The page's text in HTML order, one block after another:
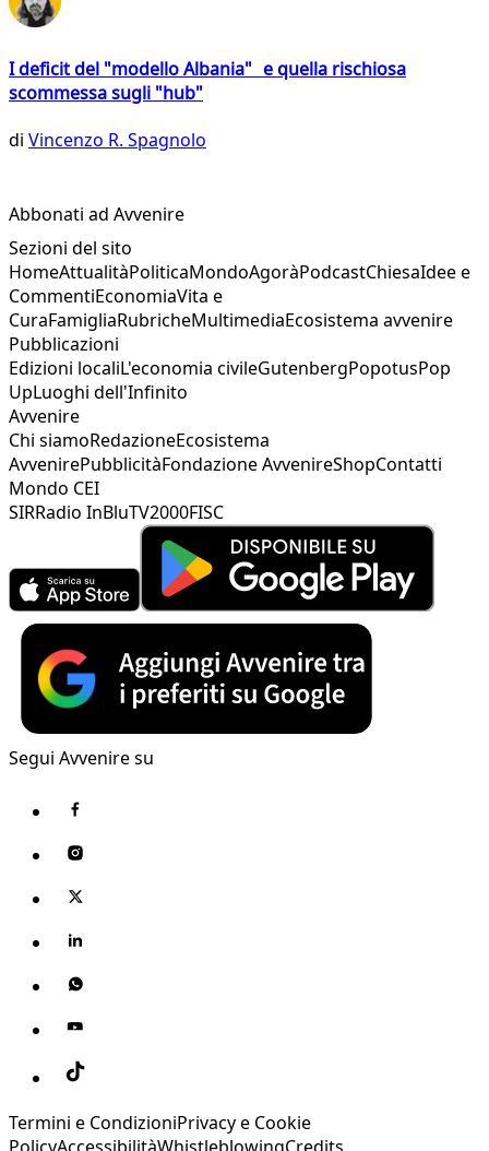
I deficit del "modello Albania" e quella rischiosa
scommessa sugli "hub"
di Vincenzo R. Spagnolo
Abbonati ad Avvenire
Sezioni del sito
HomeAttualitàPoliticaMondoAgoràPodcastChiesaIdee e
CommentiEconomiaVita e
CuraFamigliaRubricheMultimediaEcosistema avvenire
Pubblicazioni
Edizioni localiL'economia civileGutenbergPopotusPop
UpLuoghi dell'Infinito
Avvenire
Chi siamoRedazioneEcosistema
AvvenirePubblicitàFondazione AvvenireShopContatti
Mondo CEI
SIRRadio InBluTV2000FISC
Segui Avvenire su
Termini e CondizioniPrivacy e Cookie